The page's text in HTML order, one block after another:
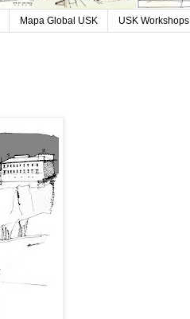
Mapa Global USK USK Workshops